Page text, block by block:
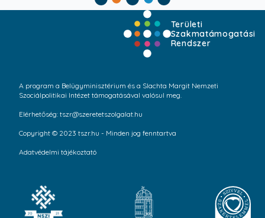
Területi
Szakmatámogatási
Rendszer
A program a Belügyminisztérium és a Slachta Margit Nemzeti
Szociálpolitikai Intézet támogatásával valósul meg.
Elérhetőség: tszr@szeretetszolgalat.hu
Copyright © 2023 tszr.hu - Minden jog fenntartva
Adatvédelmi tájékoztató